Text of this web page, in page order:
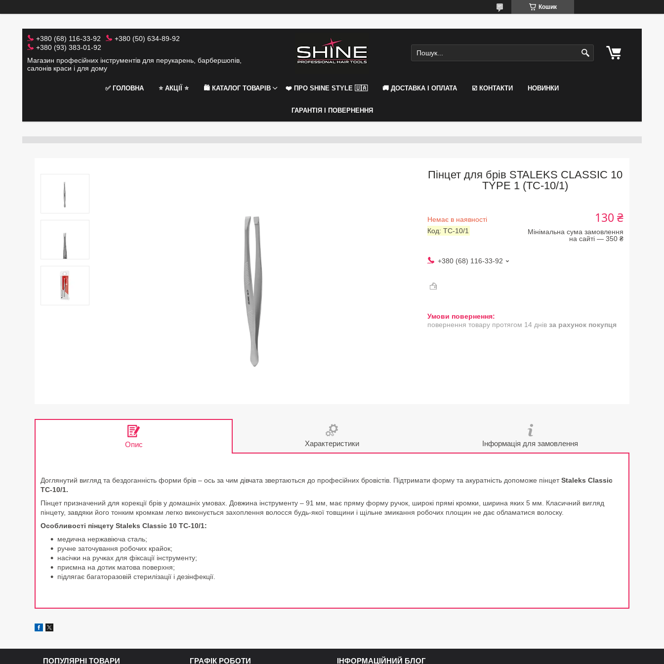
Кошик
+380 (68) 116-33-92
+380 (50) 634-89-92
+380 (93) 383-01-92
Магазин професійних інструментів для перукарень, барбершопів,
салонів краси і для дому
✅ ГОЛОВНА ⭐️ АКЦІЇ ⭐️ 🛍 КАТАЛОГ ТОВАРІВ ❤️ ПРО SHINE STYLE 🇺🇦 🚚 ДОСТАВКА І ОПЛАТА ☑️ КОНТАКТИ НОВИНКИ
ГАРАНТІЯ І ПОВЕРНЕННЯ
Пінцет для брів STALEKS CLASSIC 10
TYPE 1 (TC-10/1)
Немає в наявності
Код: TC-10/1
130 ₴
Мінімальна сума замовлення
на сайті — 350 ₴
+380 (68) 116-33-92
повернення товару протягом 14 днів за рахунок покупця
Опис Характеристики Інформація для замовлення
Доглянутий вигляд та бездоганність форми брів – ось за чим дівчата звертаються до професійних бровістів. Підтримати форму та акуратність допоможе пінцетStaleks Classic
TC-10/1.
Пінцет призначений для корекції брів у домашніх умовах. Довжина інструменту – 91 мм, має пряму форму ручок, широкі прямі кромки, ширина яких 5 мм. Класичний вигляд
пінцету, завдяки його тонким кромкам легко виконується захоплення волосся будь-якої товщини і щільне змикання робочих площин не дає обламатися волоску.
Особливості пінцету Staleks Classic 10 TC-10/1:
медична нержавіюча сталь;
ручне заточування робочих крайок;
насічки на ручках для фіксації інструменту;
приємна на дотик матова поверхня;
підлягає багаторазовій стерилізації і дезінфекції.
ПОПУЛЯРНІ ТОВАРИ ГРАФІК РОБОТИ ІНФОРМАЦІЙНИЙ БЛОГ